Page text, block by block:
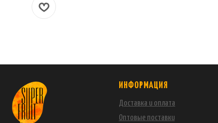
ИНФОРМАЦИЯ
Доставка и оплата
Оптовые поставки